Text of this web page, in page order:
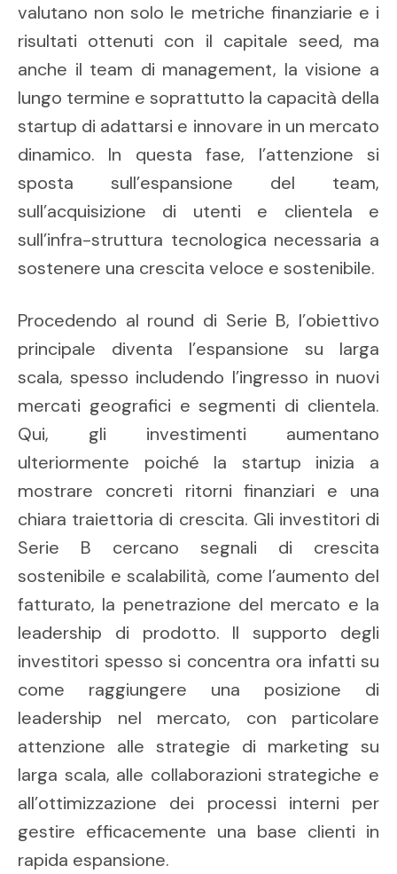
valutano non solo le metriche finanziarie e i
risultati ottenuti con il capitale seed, ma
anche il team di management, la visione a
lungo termine e soprattutto la capacità della
startup di adattarsi e innovare in un mercato
dinamico. In questa fase, l’attenzione si
sposta sull’espansione del team,
sull’acquisizione di utenti e clientela e
sull’infra-struttura tecnologica necessaria a
sostenere una crescita veloce e sostenibile.
Procedendo al round di Serie B, l’obiettivo
principale diventa l’espansione su larga
scala, spesso includendo l’ingresso in nuovi
mercati geografici e segmenti di clientela.
Qui, gli investimenti aumentano
ulteriormente poiché la startup inizia a
mostrare concreti ritorni finanziari e una
chiara traiettoria di crescita. Gli investitori di
Serie B cercano segnali di crescita
sostenibile e scalabilità, come l’aumento del
fatturato, la penetrazione del mercato e la
leadership di prodotto. Il supporto degli
investitori spesso si concentra ora infatti su
come raggiungere una posizione di
leadership nel mercato, con particolare
attenzione alle strategie di marketing su
larga scala, alle collaborazioni strategiche e
all’ottimizzazione dei processi interni per
gestire efficacemente una base clienti in
rapida espansione.